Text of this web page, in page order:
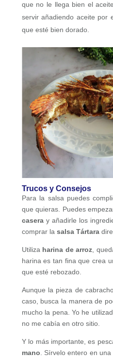
que no le llega bien el
servir añadiendo aceite por
que esté bien dorado.
Trucos y Consejos
Para la salsa puedes
que quieras. Puedes
caseray añadirle los
comprar la salsa Tártara
Utiliza harina de arroz ,
harina es tan fina que crea
que esté rebozado.
Aunque la pieza de
caso, busca la manera de
mucho la pena. Yo he
no me cabía en otro sitio.
Y lo más importante, es
mano . Sírvelo entero en